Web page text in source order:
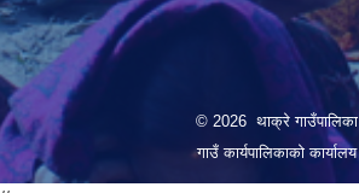
© 2026 थाक्रे गाउँपालिका
गाउँ कार्यपालिकाको कार्यालय